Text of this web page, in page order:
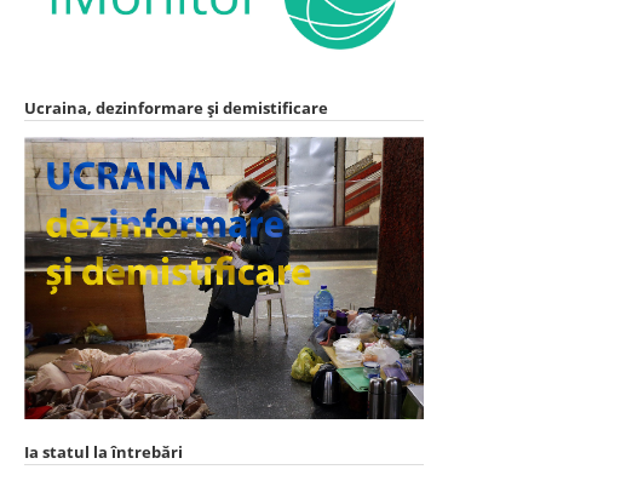
Ucraina, dezinformare și demistificare
Ia statul la întrebări